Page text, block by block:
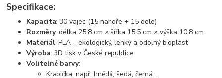
Specifikace:
Kapacita: 30 vajec (15 nahoře + 15 dole)
Rozměry: délka 25,8 cm × šířka 15,5 cm × výška 10,8 cm
Materiál: PLA – ekologický, lehký a odolný bioplast
Výroba: 3D tisk v České republice
Volitelné barvy:
Krabička: např. hnědá, šedá, černá...